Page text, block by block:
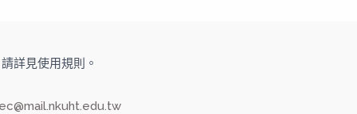
詳見使用規則。